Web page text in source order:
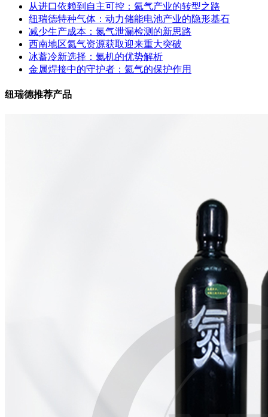
从进口依赖到自主可控：氦气产业的转型之路
纽瑞德特种气体：动力储能电池产业的隐形基石
减少生产成本：氮气泄漏检测的新思路
西南地区氦气资源获取迎来重大突破
冰蓄冷新选择：氦机的优势解析
金属焊接中的守护者：氦气的保护作用
纽瑞德推荐产品